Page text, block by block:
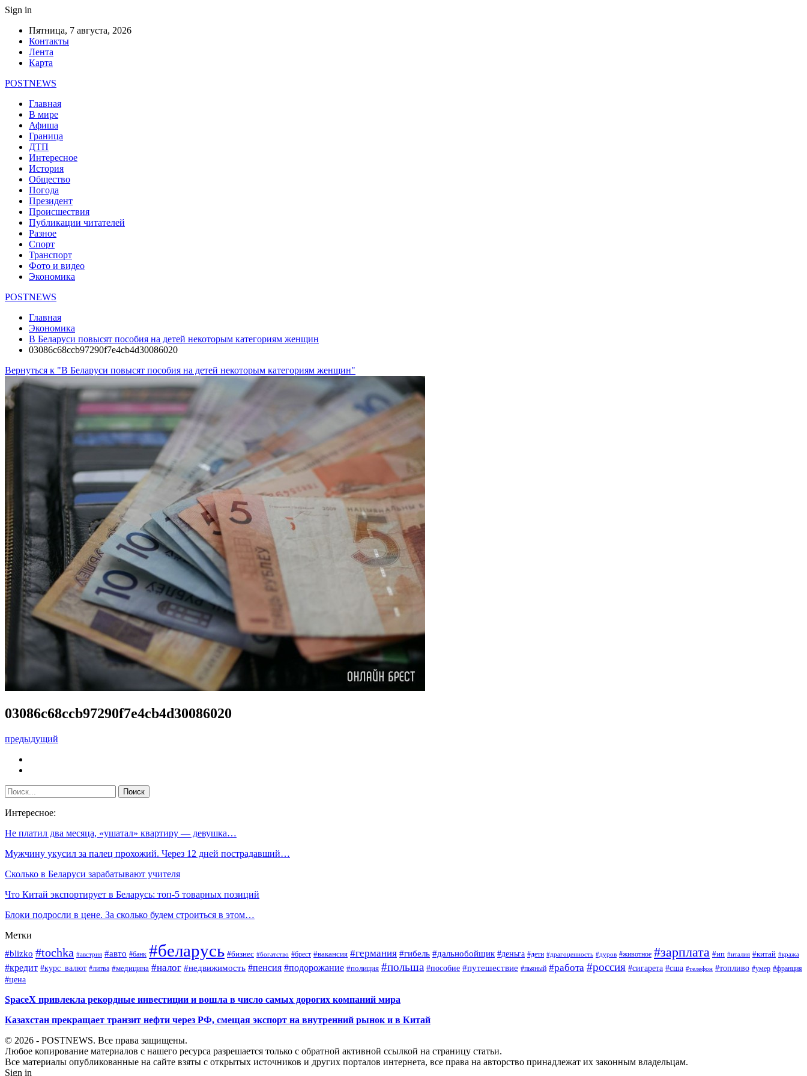
Sign in
Пятница, 7 августа, 2026
Контакты
Лента
Карта
POSTNEWS
Главная
В мире
Афиша
Граница
ДТП
Интересное
История
Общество
Погода
Президент
Происшествия
Публикации читателей
Разное
Спорт
Транспорт
Фото и видео
Экономика
POSTNEWS
Главная
Экономика
В Беларуси повысят пособия на детей некоторым категориям женщин
03086c68ccb97290f7e4cb4d30086020
Вернуться к "В Беларуси повысят пособия на детей некоторым категориям женщин"
03086c68ccb97290f7e4cb4d30086020
предыдущий
Интересное:
Не платил два месяца, «ушатал» квартиру — девушка…
Мужчину укусил за палец прохожий. Через 12 дней пострадавший…
Сколько в Беларуси зарабатывают учителя
Что Китай экспортирует в Беларусь: топ-5 товарных позиций
Блоки подросли в цене. За сколько будем строиться в этом…
Метки
#blizko #tochka #австрия #авто #банк #беларусь #бизнес #богатство #брест #вакансия #германия #гибель #дальнобойщик #деньга #дети #драгоценность #дуров #животное #зарплата #ип #италия #китай #кража
#кредит #курс_валют #литва #медицина #налог #недвижимость #пенсия #подорожание #полиция #польша #пособие #путешествие #пьяный #работа #россия #сигарета #сша #телефон #топливо #умер #франция
#цена
SpaceX привлекла рекордные инвестиции и вошла в число самых дорогих компаний мира
Казахстан прекращает транзит нефти через РФ, смещая экспорт на внутренний рынок и в Китай
© 2026 - POSTNEWS. Все права защищены.
Любое копирование материалов с нашего ресурса разрешается только с обратной активной ссылкой на страницу статьи.
Все материалы опубликованные на сайте взяты с открытых источников и других порталов интернета, все права на авторство принадлежат их законным владельцам.
Sign in